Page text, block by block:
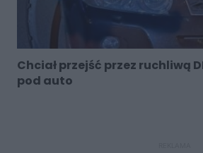
Chciał przejść przez ruchliwą
pod auto